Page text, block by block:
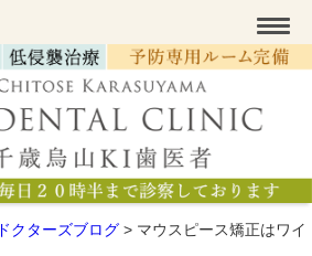
ドクターズブログ > マウスピース矯正はワイ